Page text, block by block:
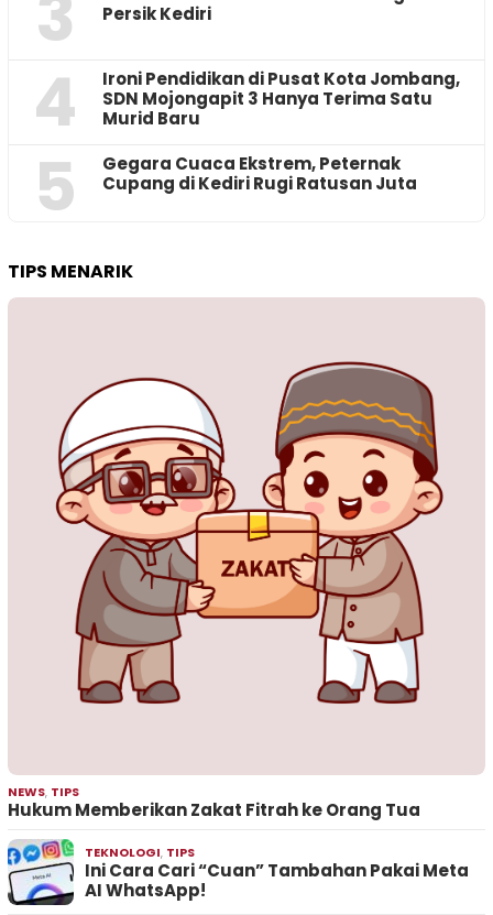
Persik Kediri
4
Ironi Pendidikan di Pusat Kota Jombang,
SDN Mojongapit 3 Hanya Terima Satu
Murid Baru
5
‎Gegara Cuaca Ekstrem, Peternak
Cupang di Kediri Rugi Ratusan Juta
TIPS MENARIK
NEWS, TIPS
Hukum Memberikan Zakat Fitrah ke Orang Tua
TEKNOLOGI, TIPS
Ini Cara Cari “Cuan” Tambahan Pakai Meta
AI WhatsApp!